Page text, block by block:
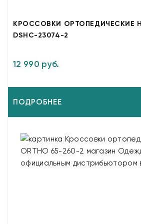
КРОССОВКИ ОРТОПЕДИЧЕСКИЕ
DSHC-23074-2
12 990 руб.
ПОДРОБНЕЕ